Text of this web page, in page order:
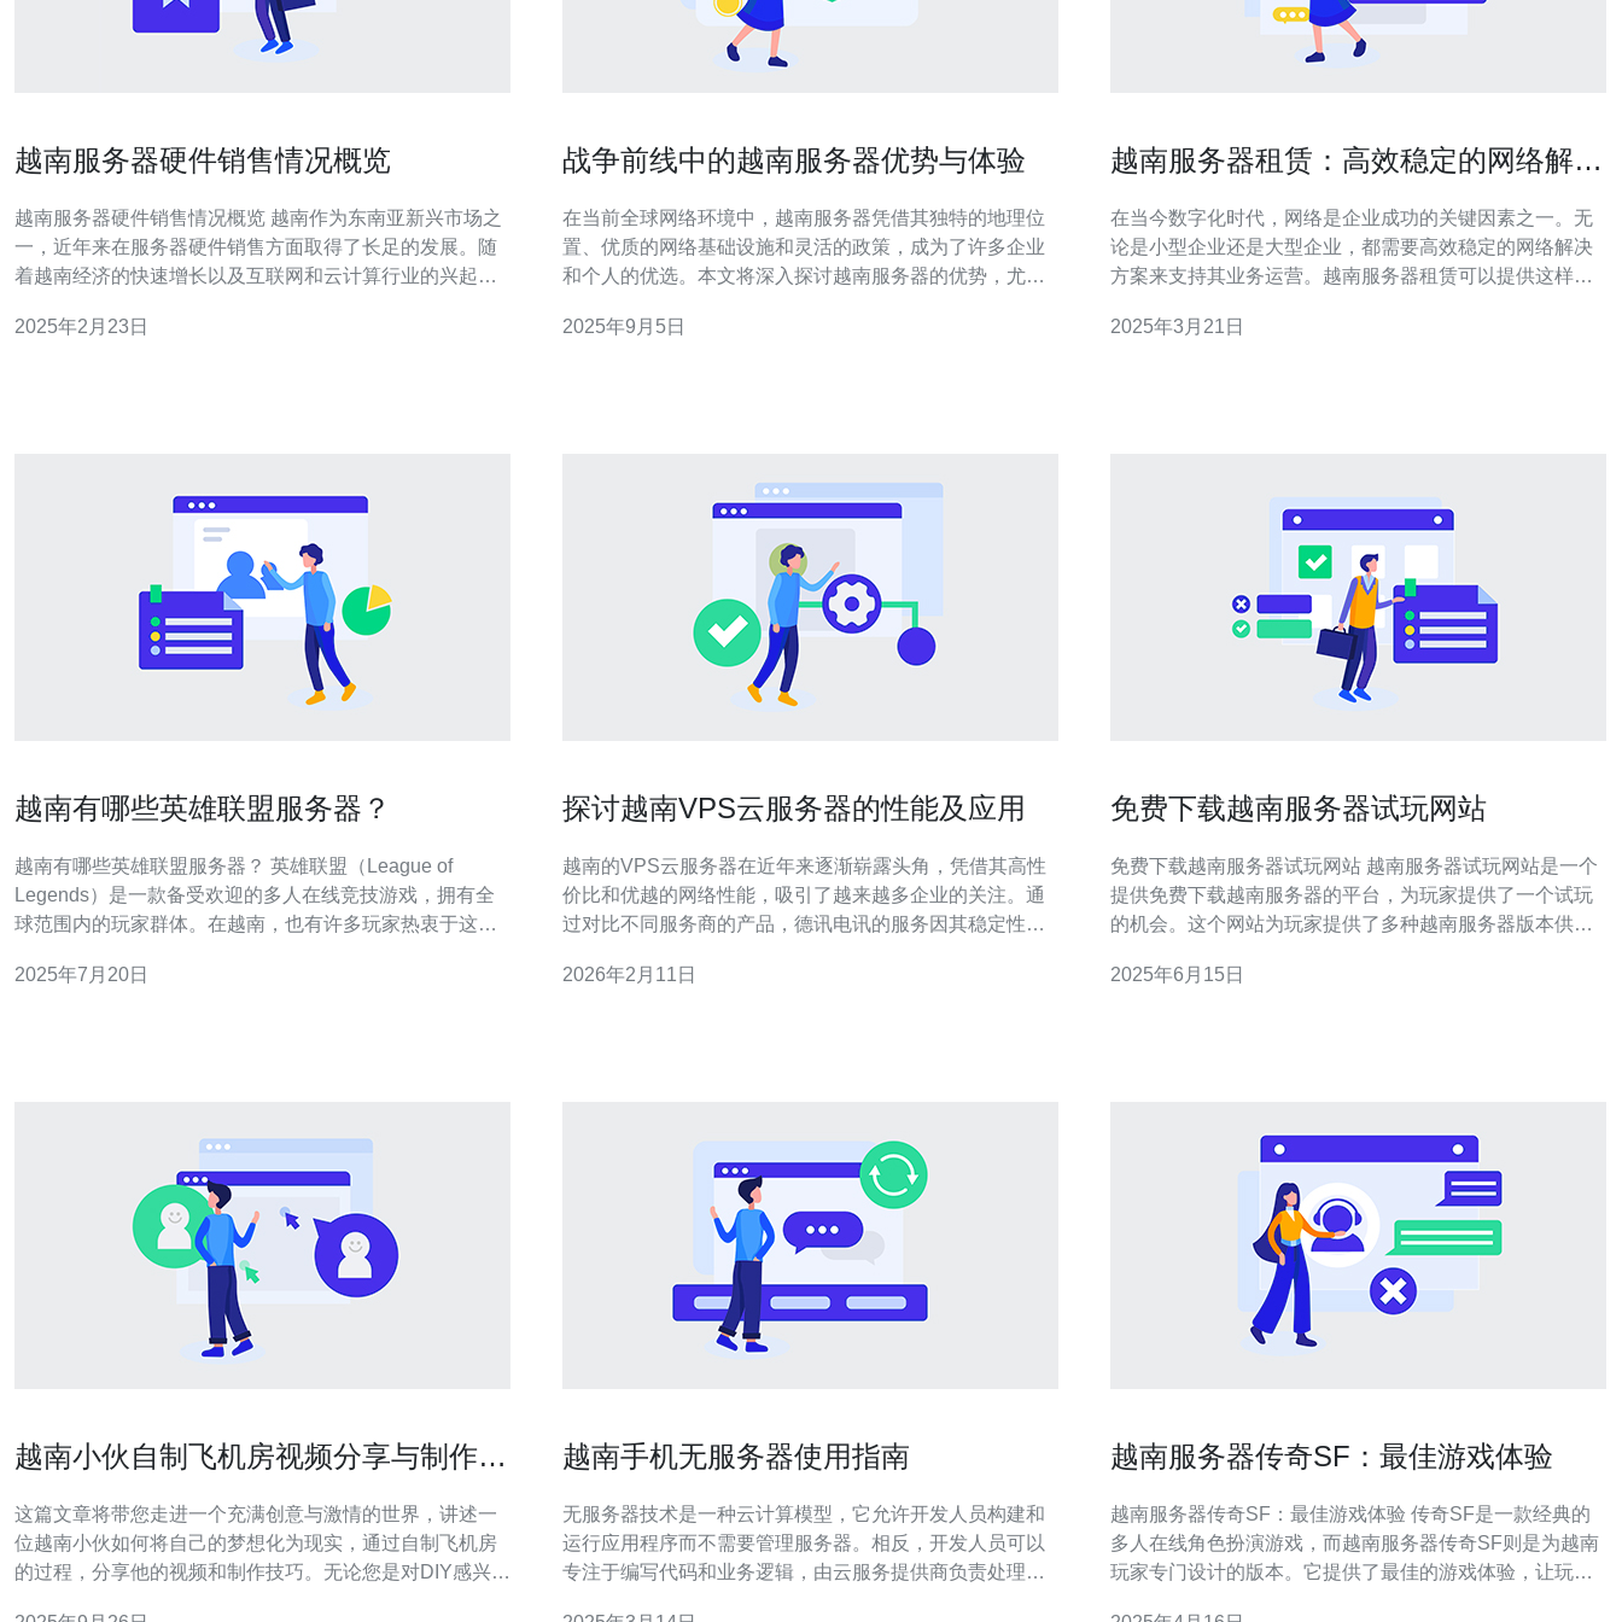
越南服务器硬件销售情况概览
越南服务器硬件销售情况概览 越南作为东南亚新兴市场之
一，近年来在服务器硬件销售方面取得了长足的发展。随
着越南经济的快速增长以及互联网和云计算行业的兴起，
际厂商所看好，越南服务器硬件销售也呈现出良好的增长
2025年2月23日
战争前线中的越南服务器优势与体验
在当前全球网络环境中，越南服务器凭借其独特的地理位
置、优质的网络基础设施和灵活的政策，成为了许多企业
和个人的优选。本文将深入探讨越南服务器的优势，尤其
极致的体验。同时，将重点推荐德讯电讯作为提供优质越
2025年9月5日
越南服务器租赁：高效稳定的网络解决
在当今数字化时代，网络是企业成功的关键因素之一。无
论是小型企业还是大型企业，都需要高效稳定的网络解决
方案来支持其业务运营。越南服务器租赁可以提供这样的
稳定性：越南服务器租赁提供的服务器设备经过专业维护
2025年3月21日
越南有哪些英雄联盟服务器？
越南有哪些英雄联盟服务器？ 英雄联盟（League of
Legends）是一款备受欢迎的多人在线竞技游戏，拥有全
球范围内的玩家群体。在越南，也有许多玩家热衷于这款
南，有几个主要的英雄联盟服务器供玩家选择： 1. Garena
2025年7月20日
探讨越南VPS云服务器的性能及应用
越南的VPS云服务器在近年来逐渐崭露头角，凭借其高性
价比和优越的网络性能，吸引了越来越多企业的关注。通
过对比不同服务商的产品，德讯电讯的服务因其稳定性和
性能特点、应用场景、选择建议及德讯电讯的独特优势。
2026年2月11日
免费下载越南服务器试玩网站
免费下载越南服务器试玩网站 越南服务器试玩网站是一个
提供免费下载越南服务器的平台，为玩家提供了一个试玩
的机会。这个网站为玩家提供了多种越南服务器版本供玩
器。 首先，访问越南服务器试玩网站的官方网站，注册一
2025年6月15日
越南小伙自制飞机房视频分享与制作技
这篇文章将带您走进一个充满创意与激情的世界，讲述一
位越南小伙如何将自己的梦想化为现实，通过自制飞机房
的过程，分享他的视频和制作技巧。无论您是对DIY感兴
越南手机无服务器使用指南
无服务器技术是一种云计算模型，它允许开发人员构建和
运行应用程序而不需要管理服务器。相反，开发人员可以
专注于编写代码和业务逻辑，由云服务提供商负责处理服
越南服务器传奇SF：最佳游戏体验
越南服务器传奇SF：最佳游戏体验 传奇SF是一款经典的
多人在线角色扮演游戏，而越南服务器传奇SF则是为越南
玩家专门设计的版本。它提供了最佳的游戏体验，让玩家